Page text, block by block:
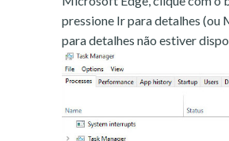
pressione Ir para detalhes (ou
para detalhes não estiver